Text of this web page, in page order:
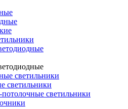
светильники
светильники
светильники